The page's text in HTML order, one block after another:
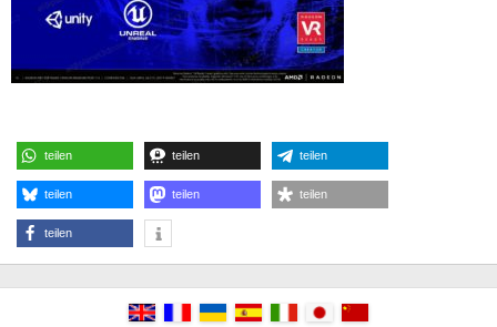
teilen teilen teilen
teilen teilen teilen
teilen